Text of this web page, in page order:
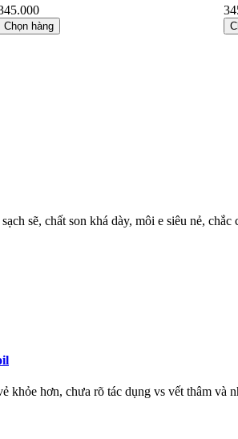
Chọn hàng
sẽ, chất son khá dày, môi e siêu nẻ,
hơn, chưa rõ tác dụng vs vết thâm và